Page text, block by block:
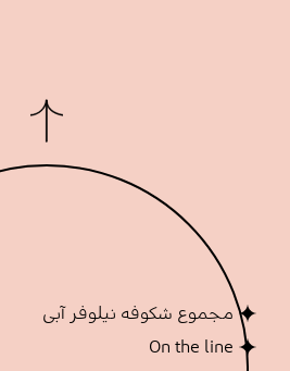
مجموع شکوفه نیلوفر آبی
On the line